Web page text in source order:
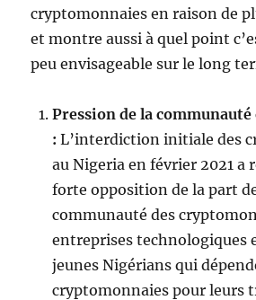
cryptomonnaies en raison de
et montre aussi à quel point
peu envisageable sur le long
Pression de la
: L’interdiction initiale des
au Nigeria en février 2021 a
forte opposition de la part
communauté des
entreprises technologiques
jeunes Nigérians qui
cryptomonnaies pour leurs